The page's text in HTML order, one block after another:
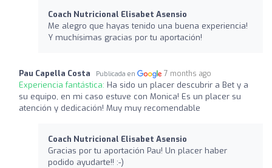
Coach Nutricional Elisabet Asensio
Me alegro que hayas tenido una buena experiencia!
Y muchísimas gracias por tu aportación!
Pau Capella Costa Publicada en 7 months ago
Experiencia fantástica: Ha sido un placer descubrir a Bet y a
su equipo, en mi caso estuve con Monica! Es un placer su
atención y dedicación! Muy muy recomendable
Coach Nutricional Elisabet Asensio
Gracias por tu aportación Pau! Un placer haber
podido ayudarte!! :-)